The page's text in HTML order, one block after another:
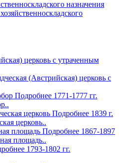
(Австрийская) церковь с
Подробнее 1771-1777 гг.
Подробнее 1839 г.
церковь..
Подробнее 1867-1897
площадь..
1793-1802 гг.